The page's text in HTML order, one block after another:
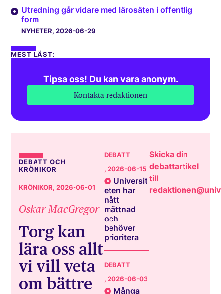
Utredning går vidare med lärosäten i offentlig
form
NYHETER, 2026-06-29
MEST LÄST:
Tipsa oss! Du kan vara anonym.
Kontakta redaktionen
DEBATT OCH
KRÖNIKOR
KRÖNIKOR, 2026-06-01
Oskar MacGregor
Torg kan
lära oss allt
vi vill veta
om bättre
DEBATT
, 2026-06-15
Universit
eten har
nått
mättnad
och
behöver
prioritera
DEBATT
, 2026-06-03
Många
Skicka din
debattartikel
till